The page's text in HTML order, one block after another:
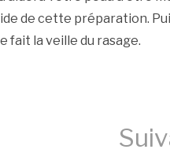
de cette préparation.
fait la veille du rasage.